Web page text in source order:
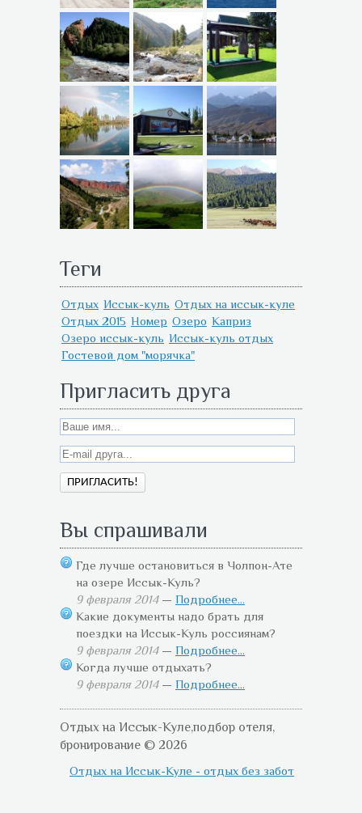
Теги
Отдых Иссык-куль Отдых на иссык-куле
Отдых 2015 Номер Озеро Каприз
Озеро иссык-куль Иссык-куль отдых
Гостевой дом "морячка"
Пригласить друга
Вы спрашивали
Где лучше остановиться в Чолпон-Ате
на озере Иссык-Куль?
9 февраля 2014— Подробнее...
Какие документы надо брать для
поездки на Иссык-Куль россиянам?
9 февраля 2014— Подробнее...
Когда лучше отдыхать?
9 февраля 2014— Подробнее...
Отдых на Иссык-Куле,подбор отеля,
бронирование © 2026
Отдых на Иссык-Куле - отдых без забот